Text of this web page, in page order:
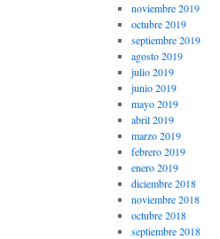
noviembre 2019
octubre 2019
septiembre 2019
agosto 2019
julio 2019
junio 2019
mayo 2019
abril 2019
marzo 2019
febrero 2019
enero 2019
diciembre 2018
noviembre 2018
octubre 2018
septiembre 2018